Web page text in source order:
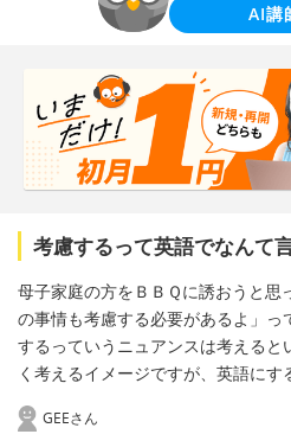
AI講
考慮するって英語でなんて
母子家庭の方をＢＢＱに誘おうと思
の事情も考慮する必要があるよ」っ
するっていうニュアンスは考えると
く考えるイメージですが、英語にす
GEEさん